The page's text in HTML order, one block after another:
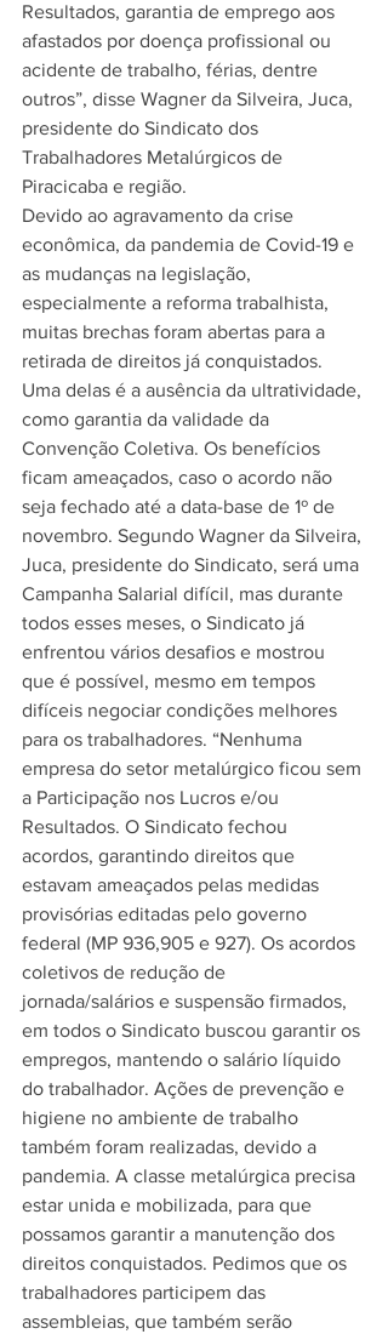
Resultados, garantia de emprego aos
afastados por doença profissional ou
acidente de trabalho, férias, dentre
outros”, disse Wagner da Silveira, Juca,
presidente do Sindicato dos
Trabalhadores Metalúrgicos de
Piracicaba e região.
Devido ao agravamento da crise
econômica, da pandemia de Covid-19 e
as mudanças na legislação,
especialmente a reforma trabalhista,
muitas brechas foram abertas para a
retirada de direitos já conquistados.
Uma delas é a ausência da ultratividade,
como garantia da validade da
Convenção Coletiva. Os benefícios
ficam ameaçados, caso o acordo não
seja fechado até a data-base de 1º de
novembro. Segundo Wagner da Silveira,
Juca, presidente do Sindicato, será uma
Campanha Salarial difícil, mas durante
todos esses meses, o Sindicato já
enfrentou vários desafios e mostrou
que é possível, mesmo em tempos
difíceis negociar condições melhores
para os trabalhadores. “Nenhuma
empresa do setor metalúrgico ficou sem
a Participação nos Lucros e/ou
Resultados. O Sindicato fechou
acordos, garantindo direitos que
estavam ameaçados pelas medidas
provisórias editadas pelo governo
federal (MP 936,905 e 927). Os acordos
coletivos de redução de
jornada/salários e suspensão firmados,
em todos o Sindicato buscou garantir os
empregos, mantendo o salário líquido
do trabalhador. Ações de prevenção e
higiene no ambiente de trabalho
também foram realizadas, devido a
pandemia. A classe metalúrgica precisa
estar unida e mobilizada, para que
possamos garantir a manutenção dos
direitos conquistados. Pedimos que os
trabalhadores participem das
assembleias, que também serão